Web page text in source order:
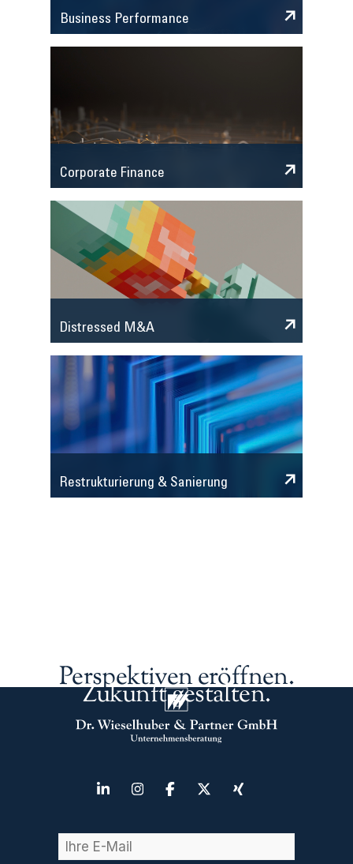
Business Performance
Corporate Finance
Distressed M&A
Restrukturierung & Sanierung
Perspektiven eröffnen.
Zukunft gestalten.